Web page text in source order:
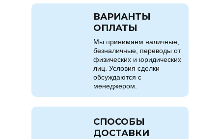
Мы принимаем наличные,
безналичные, переводы от
физических и юридических
лиц. Условия сделки
обсуждаются с
менеджером.
ВАРИАНТЫ
ОПЛАТЫ
СПОСОБЫ
ДОСТАВКИ